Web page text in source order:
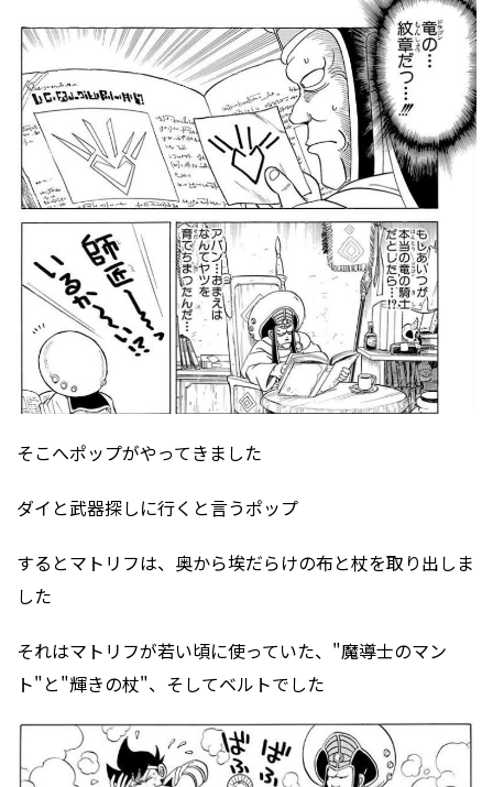
そこへポップがやってきました
ダイと武器探しに行くと言うポップ
するとマトリフは、奥から埃だらけの布と杖を取り出しま
した
それはマトリフが若い頃に使っていた、"魔導士のマン
ト"と"輝きの杖"、そしてベルトでした